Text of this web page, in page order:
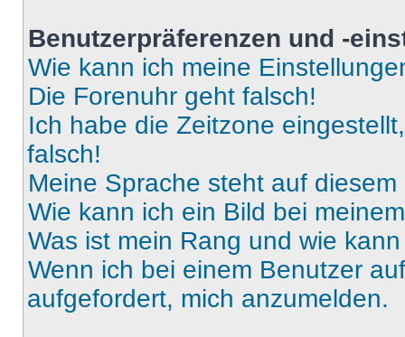
Benutzerpräferenzen und -
Wie kann ich meine
Die Forenuhr geht falsch!
Ich habe die Zeitzone
falsch!
Meine Sprache steht auf
Wie kann ich ein Bild bei
Was ist mein Rang und wie
Wenn ich bei einem Benutzer
aufgefordert, mich anzumelden.